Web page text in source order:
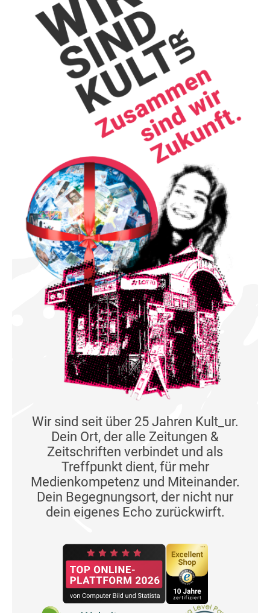
Wir sind seit über 25 Jahren Kult_ur.
Dein Ort, der alle Zeitungen &
Zeitschriften verbindet und als
Treffpunkt dient, für mehr
Medienkompetenz und Miteinander.
Dein Begegnungsort, der nicht nur
dein eigenes Echo zurückwirft.